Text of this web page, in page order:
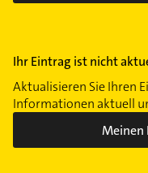
Ihr Eintrag ist nicht
Aktualisieren Sie Ihren
Informationen aktuell
Meinen